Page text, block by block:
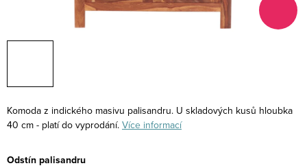
Komoda z indického masivu palisandru. U skladových kusů hloubka
40 cm - platí do vyprodání. Více informací
Odstín palisandru